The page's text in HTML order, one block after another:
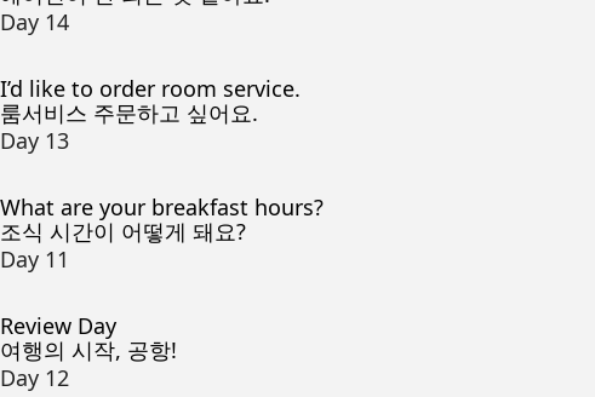
Day 14
I’d like to order room service.
룸서비스 주문하고 싶어요.
Day 13
What are your breakfast hours?
조식 시간이 어떻게 돼요?
Day 11
Review Day
여행의 시작, 공항!
Day 12